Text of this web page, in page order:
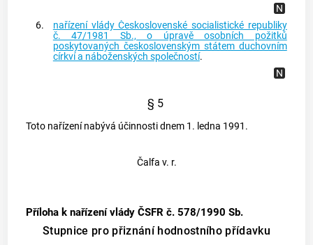
6.
nařízení vlády Československé socialistické republiky
č. 47/1981 Sb., o úpravě osobních požitků
poskytovaných československým státem duchovním
církví a náboženských společností.
§ 5
Toto nařízení nabývá účinnosti dnem 1. ledna 1991.
Čalfa v. r.
Příloha k nařízení vlády ČSFR č. 578/1990 Sb.
Stupnice pro přiznání hodnostního přídavku